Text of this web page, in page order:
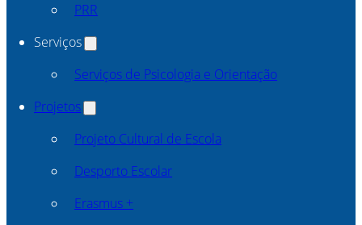
PRR
Serviços
Serviços de Psicologia e Orientação
Projetos
Projeto Cultural de Escola
Desporto Escolar
Erasmus +